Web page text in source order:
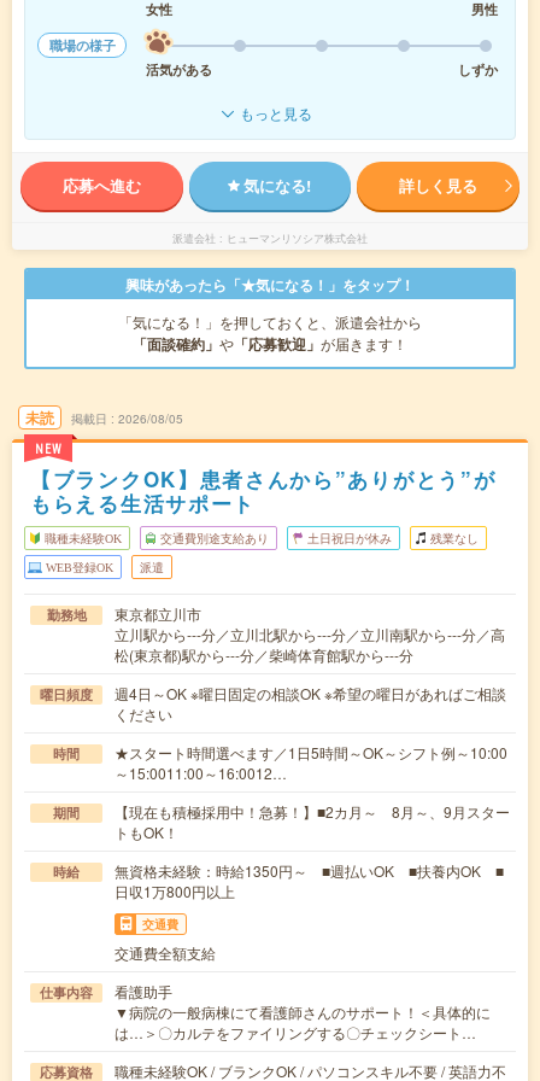
女性
男性
職場の様子
活気がある
しずか
もっと見る
応募へ進む 気になる! 詳しく見る
派遣会社 ヒューマンリソシア株式会社
興味があったら「★気になる！」をタップ！
「気になる！」を押しておくと、派遣会社から
「面談確約」 や 「応募歓迎」 が届きます！
未読
NEW
掲載日 2026/08/05
【ブランクOK】患者さんから”ありがとう”が
もらえる生活サポート
職種未経験OK 交通費別途支給あり 土日祝日が休み 残業なし
WEB登録OK 派遣
勤務地
東京都立川市
立川駅から---分／立川北駅から---分／立川南駅から---分／高
松(東京都)駅から---分／柴崎体育館駅から---分
曜日頻度
週4日～OK ※曜日固定の相談OK ※希望の曜日があればご相談
ください
時間
★スタート時間選べます／1日5時間～OK～シフト例～10:00
～15:0011:00～16:0012…
期間
【現在も積極採用中！急募！】■2カ月～ 8月～、9月スター
トもOK！
時給
無資格未経験：時給1350円～ ■週払いOK ■扶養内OK ■
日収1万800円以上
交通費
交通費全額支給
仕事内容
看護助手
▼病院の一般病棟にて看護師さんのサポート！＜具体的に
は…＞〇カルテをファイリングする〇チェックシート…
応募資格 職種未経験OK / ブランクOK / パソコンスキル不要 / 英語力不